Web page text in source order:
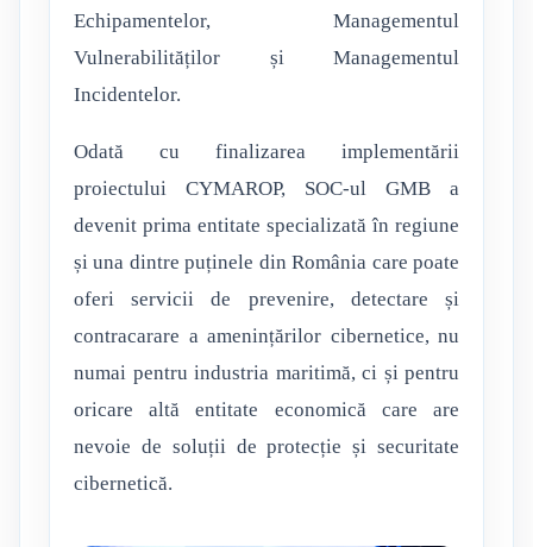
Echipamentelor, Managementul
Vulnerabilităților și Managementul
Incidentelor.
Odată cu finalizarea implementării
proiectului CYMAROP, SOC-ul GMB a
devenit prima entitate specializată în regiune
și una dintre puținele din România care poate
oferi servicii de prevenire, detectare și
contracarare a amenințărilor cibernetice, nu
numai pentru industria maritimă, ci și pentru
oricare altă entitate economică care are
nevoie de soluții de protecție și securitate
cibernetică.